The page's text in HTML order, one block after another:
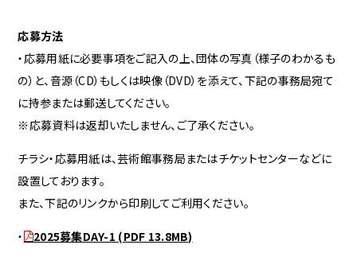
応募方法
・応募用紙に必要事項をご記入の上、団体の写真（様子のわかるも
の）と、音源（CD）もしくは映像（DVD）を添えて、下記の事務局宛て
に持参または郵送してください。
※応募資料は返却いたしません、ご了承ください。
チラシ・応募用紙は、芸術館事務局またはチケットセンターなどに
設置しております。
また、下記のリンクから印刷してご利用ください。
・ 2025募集DAY-1 (PDF 13.8MB)